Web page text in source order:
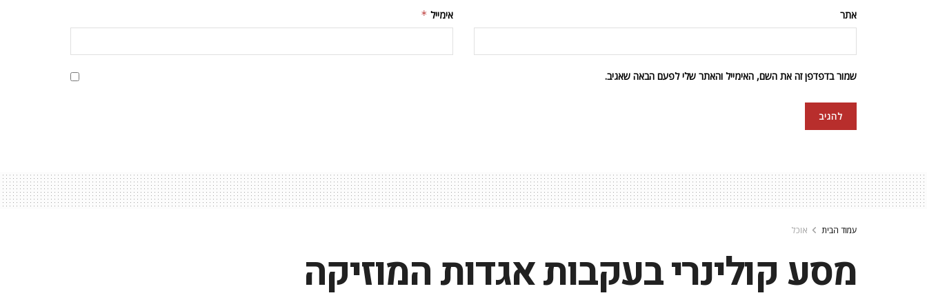
אימייל * אתר
שמור בדפדפן זה את השם, האימייל והאתר שלי לפעם הבאה שאגיב.
עמוד הבית אוכל
מסע קולינרי בעקבות אגדות המוזיקה